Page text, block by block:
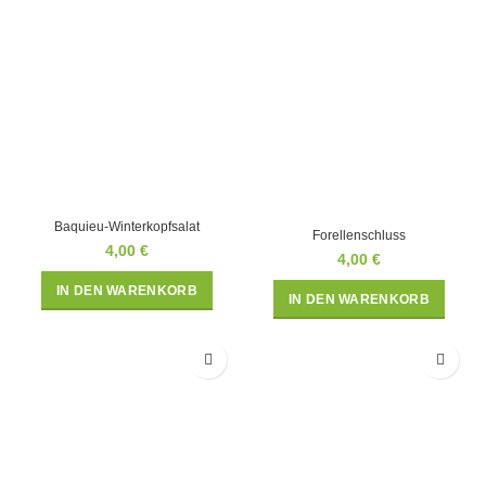
Baquieu-Winterkopfsalat
4,00 €
IN DEN WARENKORB
Forellenschluss
4,00 €
IN DEN WARENKORB